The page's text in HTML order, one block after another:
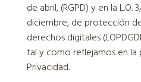
de abril, (RGPD) y en la L.O.
diciembre, de protección
derechos digitales
tal y como reflejamos en la
Privacidad.